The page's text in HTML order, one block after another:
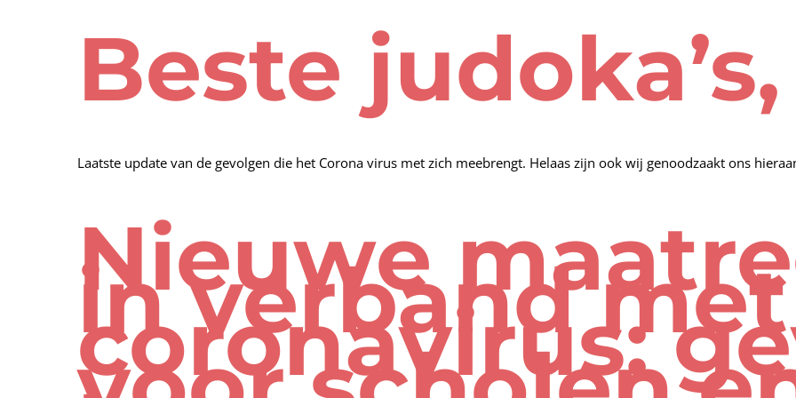
Beste judoka’s,
Laatste update van de gevolgen die het Corona virus met zich meebrengt. Helaas zijn ook wij genoodzaakt ons
Nieuwe
in verband met
coronavirus: